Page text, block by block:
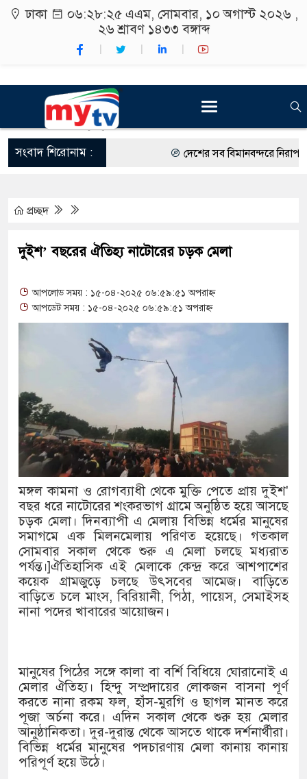
ঢাকা ০৬:২৮:২৬ এএম, সোমবার, ১০ অগাস্ট ২০২৬ ,
২৬ শ্রাবণ ১৪৩৩ বঙ্গাব্দ
সংবাদ শিরোনাম : দেশের সব বিমানবন্দরে নিরাপত্তা
রং ফর্সাকারী ৮ ব্র্যান্ডের ক্রিমে
অত্যাচারের ছবি যেন আর তুলতে
আলাল
‘গুলশানের চামেলি’তে ভিন্ন
যৌনকর্মীর দালাল চরিত্রে
সারজিস-পাটোয়ারীসহ ১০ জনের
গুলশান থেকে সাবেক মন্ত্রী লতিফ
‘স্কুটি নাকি গোল্ড?’
এর ফ্রিডম ব্র্যান্ড, বাড়ল ক্যাম্পেইনের
সংবিধান অনুযায়ী যথাসময়ে
১৫২২ পুলিশ সদস্যকে চাকরিতে
দেশের ৬ অঞ্চলে ঝড়ের আভাস
সার্ককে আরও গতিশীল করতে চায়
প্রেমের সম্পর্ক ছিন্ন না করায় মা-
প্রচ্ছদ
দুইশ’ বছরের ঐতিহ্য নাটোরের চড়ক মেলা
আপলোড সময় : ১৫-০৪-২০২৫ ০৬:৫৯:৫১ অপরাহ্ন
আপডেট সময় : ১৫-০৪-২০২৫ ০৬:৫৯:৫১ অপরাহ্ন
মঙ্গল কামনা ও রোগব্যাধী থেকে মুক্তি পেতে প্রায় দুইশ'
বছর ধরে নাটোরের শংকরভাগ গ্রামে অনুষ্ঠিত হয়ে আসছে
চড়ক মেলা। দিনব্যাপী এ মেলায় বিভিন্ন ধর্মের মানুষের
সমাগমে এক মিলনমেলায় পরিণত হয়েছে। গতকাল
সোমবার সকাল থেকে শুরু এ মেলা চলছে মধ্যরাত
পর্যন্ত।]ঐতিহাসিক এই মেলাকে কেন্দ্র করে আশপাশের
কয়েক গ্রামজুড়ে চলছে উৎসবের আমেজ। বাড়িতে
বাড়িতে চলে মাংস, বিরিয়ানী, পিঠা, পায়েস, সেমাইসহ
নানা পদের খাবারের আয়োজন।
মানুষের পিঠের সঙ্গে কালা বা বর্শি বিধিয়ে ঘোরানোই এ
মেলার ঐতিহ্য। হিন্দু সম্প্রদায়ের লোকজন বাসনা পূর্ণ
করতে নানা রকম ফল, হাঁস-মুরগি ও ছাগল মানত করে
পূজা অর্চনা করে। এদিন সকাল থেকে শুরু হয় মেলার
আনুষ্ঠানিকতা। দুর-দুরান্ত থেকে আসতে থাকে দর্শনার্থীরা।
বিভিন্ন ধর্মের মানুষের পদচারণায় মেলা কানায় কানায়
পরিপূর্ণ হয়ে উঠে।